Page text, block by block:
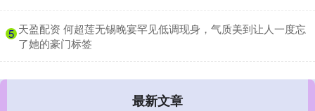
5 ​天盈配资 何超莲无锡晚宴罕见低调现身，气质美到让人一度忘
了她的豪门标签
最新文章